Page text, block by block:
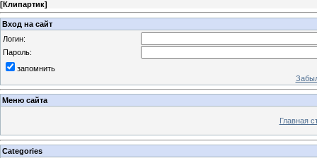
[Клипартик]
Вход на сайт
Логин:
Пароль:
запомнить
Меню сайта
Главная
Categories